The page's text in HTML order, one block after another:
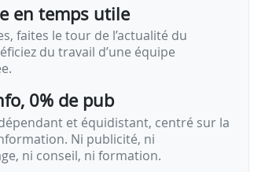
réservés pour FlixBus en France
en temps utile
faites le tour de l’actualité du
du travail d’une équipe
0% de pub
et équidistant, centré sur la
Ni publicité, ni
ni conseil, ni formation.